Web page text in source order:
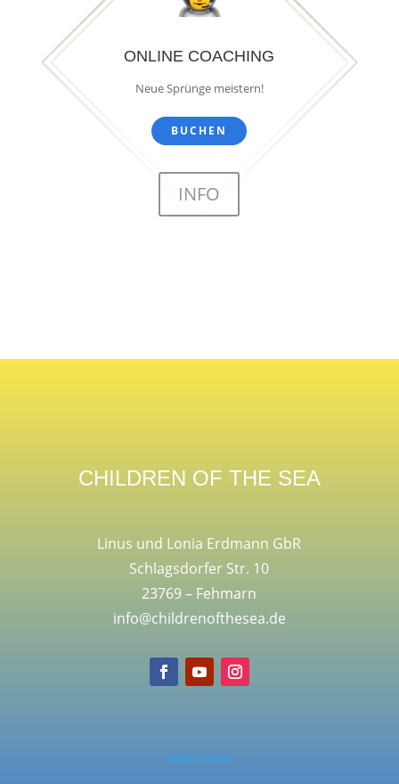
ONLINE COACHING
Neue Sprünge meistern!
BUCHEN
INFO
CHILDREN OF THE SEA
Linus und Lonia Erdmann GbR
Schlagsdorfer Str. 10
23769 – Fehmarn
info@childrenofthesea.de
Impressum